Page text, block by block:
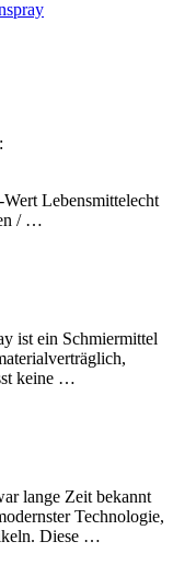
Lebensmittelecht
/ …
ist ein Schmiermittel
keine …
lange Zeit bekannt
Technologie,
Diese …